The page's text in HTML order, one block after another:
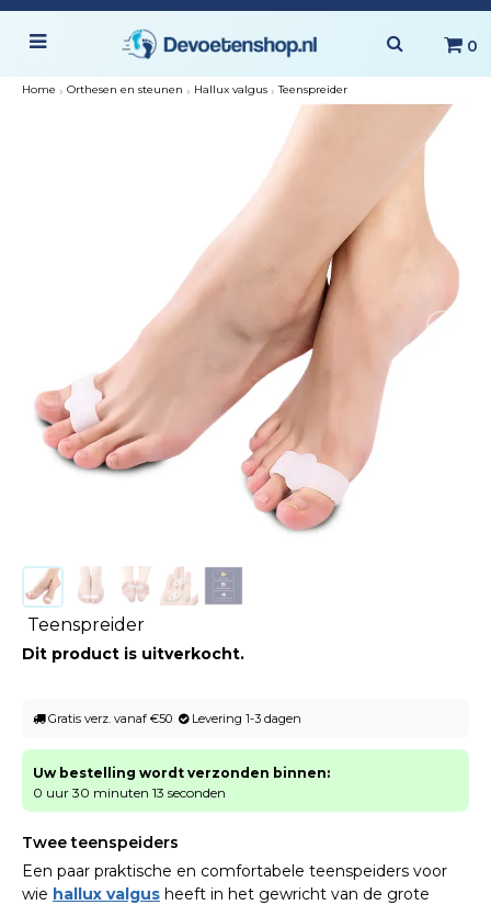
0
Home › Orthesen en steunen › Hallux valgus › Teenspreider
Teenspreider
Dit product is uitverkocht.
Gratis verz. vanaf €50 Levering 1-3 dagen
Uw bestelling wordt verzonden binnen:
0 uur 30 minuten 13 seconden
Twee teenspeiders
Een paar praktische en comfortabele teenspeiders voor
wie hallux valgus heeft in het gewricht van de grote